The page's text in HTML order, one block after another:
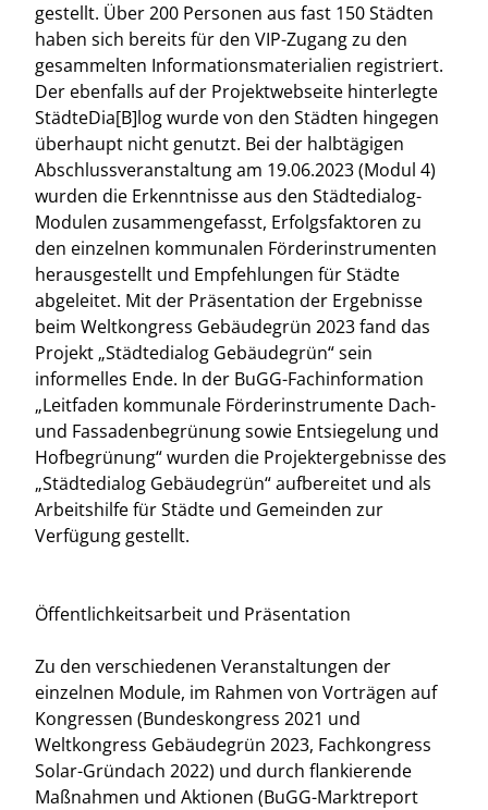
gestellt. Über 200 Personen aus fast 150 Städten
haben sich bereits für den VIP-Zugang zu den
gesammelten Informationsmaterialien registriert.
Der ebenfalls auf der Projektwebseite hinterlegte
StädteDia[B]log wurde von den Städten hingegen
überhaupt nicht genutzt. Bei der halbtägigen
Abschlussveranstaltung am 19.06.2023 (Modul 4)
wurden die Erkenntnisse aus den Städtedialog-
Modulen zusammengefasst, Erfolgsfaktoren zu
den einzelnen kommunalen Förderinstrumenten
herausgestellt und Empfehlungen für Städte
abgeleitet. Mit der Präsentation der Ergebnisse
beim Weltkongress Gebäudegrün 2023 fand das
Projekt „Städtedialog Gebäudegrün“ sein
informelles Ende. In der BuGG-Fachinformation
„Leitfaden kommunale Förderinstrumente Dach-
und Fassadenbegrünung sowie Entsiegelung und
Hofbegrünung“ wurden die Projektergebnisse des
„Städtedialog Gebäudegrün“ aufbereitet und als
Arbeitshilfe für Städte und Gemeinden zur
Verfügung gestellt.
Öffentlichkeitsarbeit und Präsentation
Zu den verschiedenen Veranstaltungen der
einzelnen Module, im Rahmen von Vorträgen auf
Kongressen (Bundeskongress 2021 und
Weltkongress Gebäudegrün 2023, Fachkongress
Solar-Gründach 2022) und durch flankierende
Maßnahmen und Aktionen (BuGG-Marktreport